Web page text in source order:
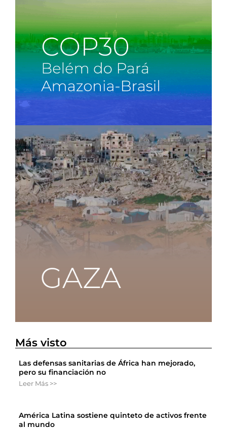
Más visto
Las defensas sanitarias de África han mejorado,
pero su financiación no
Leer Más >>
América Latina sostiene quinteto de activos frente
al mundo